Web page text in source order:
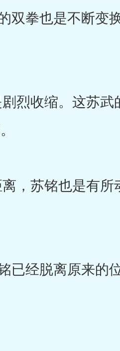
双拳也是不断变
烈收缩。这苏武
，苏铭也是有所
已经脱离原来的